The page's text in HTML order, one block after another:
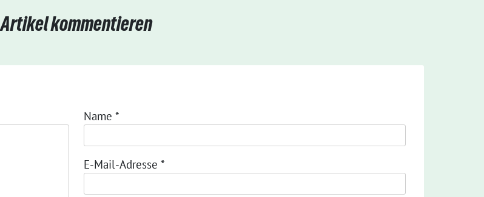
Artikel kommentieren
Name *
E-Mail-Adresse *